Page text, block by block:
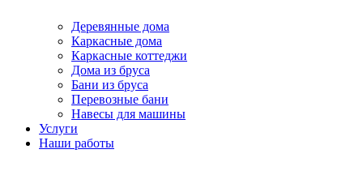
Деревянные дома
Каркасные дома
Каркасные коттеджи
Дома из бруса
Бани из бруса
Перевозные бани
Навесы для машины
Услуги
Наши работы